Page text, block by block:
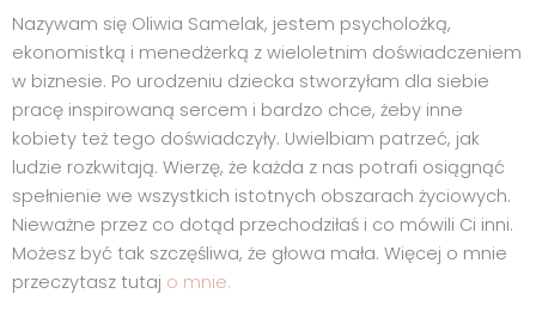
Nazywam się Oliwia Samelak, jestem psycholożką,
ekonomistką i menedżerką z wieloletnim doświadczeniem
w biznesie. Po urodzeniu dziecka stworzyłam dla siebie
pracę inspirowaną sercem i bardzo chce, żeby inne
kobiety też tego doświadczyły. Uwielbiam patrzeć, jak
ludzie rozkwitają. Wierzę, że każda z nas potrafi osiągnąć
spełnienie we wszystkich istotnych obszarach życiowych.
Nieważne przez co dotąd przechodziłaś i co mówili Ci inni.
Możesz być tak szczęśliwa, że głowa mała. Więcej o mnie
przeczytasz tutaj o mnie.